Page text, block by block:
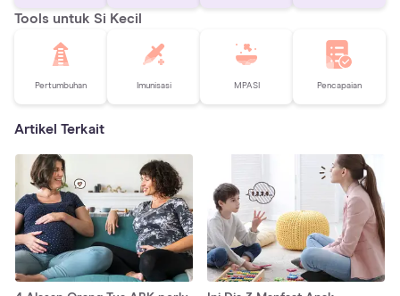
Tools untuk Si Kecil
Pertumbuhan Imunisasi MPASI Pencapaian
Artikel Terkait